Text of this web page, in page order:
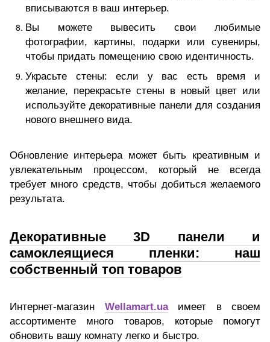
вписываются в ваш интерьер.
Вы можете вывесить свои любимые
фотографии, картины, подарки или сувениры,
чтобы придать помещению свою идентичность.
Украсьте стены: если у вас есть время и
желание, перекрасьте стены в новый цвет или
используйте декоративные панели для создания
нового внешнего вида.
Обновление интерьера может быть креативным и
увлекательным процессом, который не всегда
требует много средств, чтобы добиться желаемого
результата.
Декоративные 3D панели и
самоклеящиеся пленки: наш
собственный топ товаров
Интернет-магазин Wellamart.uaимеет в своем
ассортименте много товаров, которые помогут
обновить вашу комнату легко и быстро.